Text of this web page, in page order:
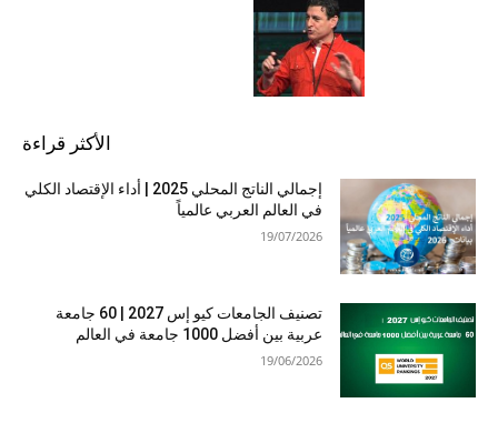
الأكثر قراءة
إجمالي الناتج المحلي 2025 | أداء الإقتصاد الكلي
في العالم العربي عالمياً
19/07/2026
تصنيف الجامعات كيو إس 2027 | 60 جامعة
عربية بين أفضل 1000 جامعة في العالم
19/06/2026